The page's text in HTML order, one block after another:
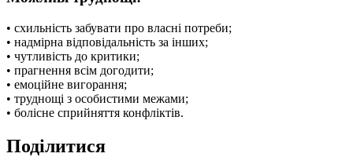
• схильність забувати про власні потреби;
• надмірна відповідальність за інших;
• чутливість до критики;
• прагнення всім догодити;
• емоційне вигорання;
• труднощі з особистими межами;
• болісне сприйняття конфліктів.
Поділитися